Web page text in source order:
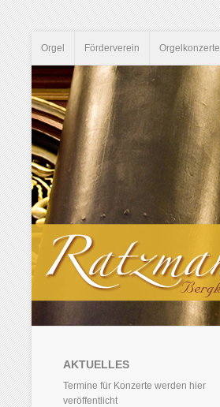
Orgel Förderverein Orgelkonzerte
AKTUELLES
Termine für Konzerte werden hier
veröffentlicht